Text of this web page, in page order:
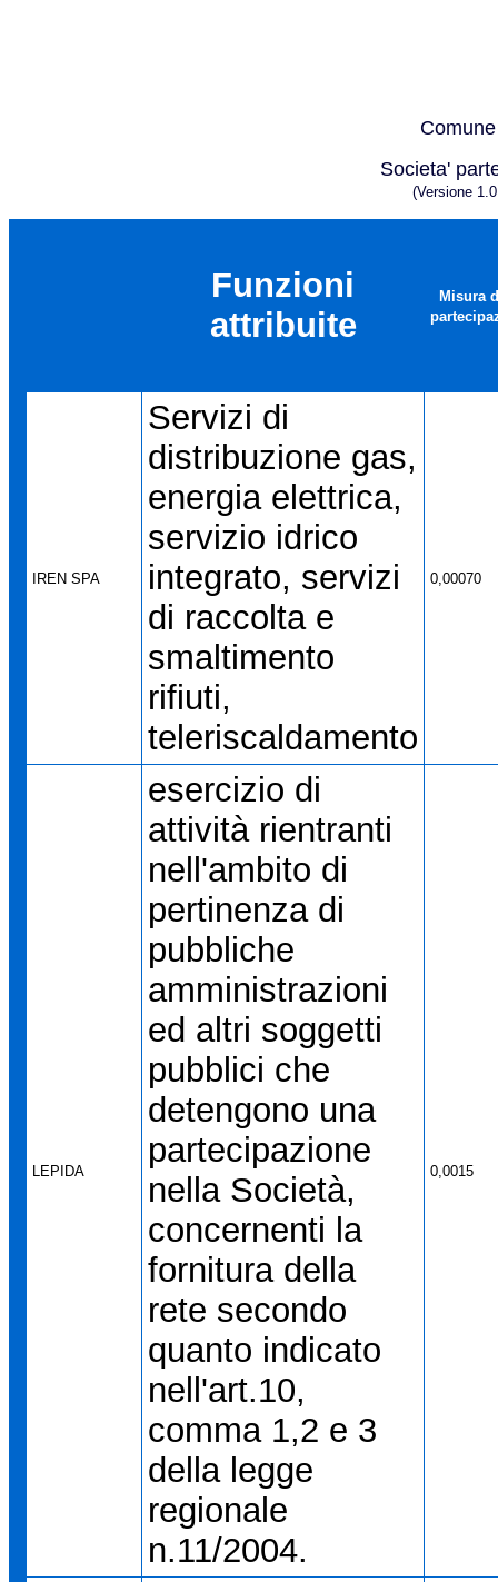
Societa'
(Versione
Funzioni
attribuite
Misura
IREN SPA
Servizi di
distribuzione gas,
energia elettrica,
servizio idrico
integrato, servizi
di raccolta e
smaltimento
rifiuti,
teleriscaldamento
0,00070
LEPIDA
esercizio di
attività rientranti
nell'ambito di
pertinenza di
pubbliche
amministrazioni
ed altri soggetti
pubblici che
detengono una
partecipazione
nella Società,
concernenti la
fornitura della
rete secondo
quanto indicato
nell'art.10,
comma 1,2 e 3
della legge
regionale
n.11/2004.
0,0015